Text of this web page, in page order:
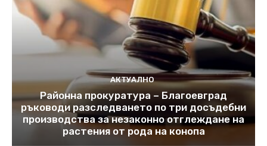
АКТУАЛНО
Районна прокуратура – Благоевград
ръководи разследването по три досъдебни
производства за незаконно отглеждане на
растения от рода на конопа